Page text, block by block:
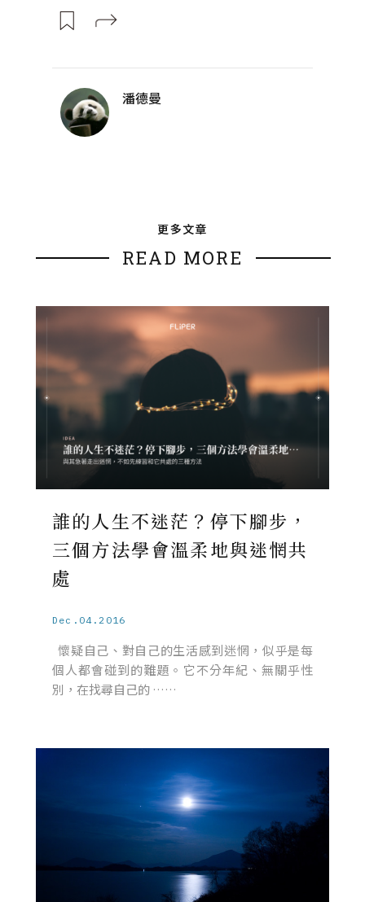
潘德曼
更多文章
READ MORE
誰的人生不迷茫？停下腳步，
三個方法學會溫柔地與迷惘共
處
Dec.04.2016
懷疑自己、對自己的生活感到迷惘，似乎是每
個人都會碰到的難題。它不分年紀、無關乎性
別，在找尋自己的 ……